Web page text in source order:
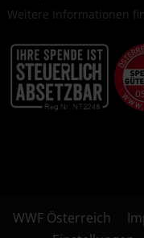
Weitere Informationen
WWF Österreich